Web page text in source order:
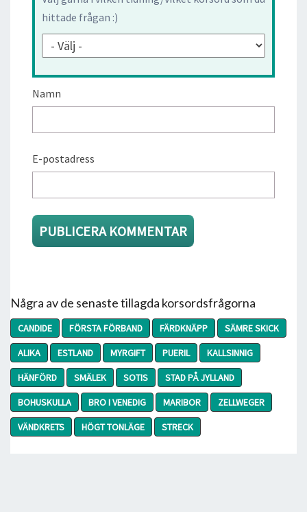
hittade frågan :)
Namn
E-postadress
Några av de senaste tillagda korsordsfrågorna
CANDIDE FÖRSTA FÖRBAND FÄRDKNÄPP
SÄMRE SKICK
ALIKA
ESTLAND MYRGIFT PUERIL
KALLSINNIG
HÄNFÖRD
SMÄLEK SOTIS
STAD PÅ JYLLAND
BOHUSKULLA
BRO I VENEDIG MARIBOR
ZELLWEGER
VÄNDKRETS
HÖGT TONLÄGE STRECK